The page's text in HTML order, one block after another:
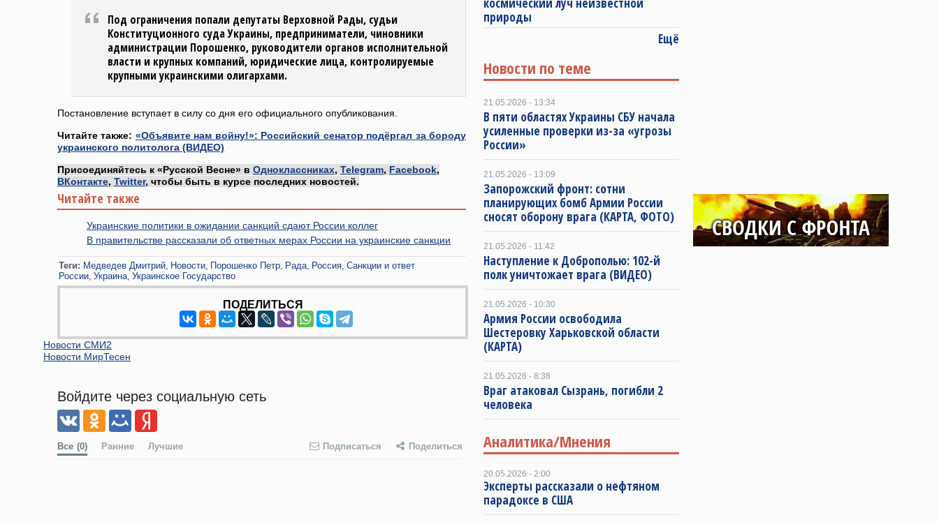
Под ограничения попали депутаты Верховной Рады, судьи
Конституционного суда Украины, предприниматели, чиновники
администрации Порошенко, руководители органов исполнительной
власти и крупных компаний, юридические лица, контролируемые
крупными украинскими олигархами.
Постановление вступает в силу со дня его официального опубликования.
Читайте также: «Объявите нам войну!»: Российский сенатор подёргал за бороду
украинского политолога (ВИДЕО)
Присоединяйтесь к «Русской Весне» в Одноклассниках, Telegram, Facebook,
ВКонтакте, Twitter, чтобы быть в курсе последних новостей.
Читайте также
Украинские политики в ожидании санкций сдают России коллег
В правительстве рассказали об ответных мерах России на украинские санкции
Теги: Медведев Дмитрий Новости Порошенко Петр Рада Россия Санкции и ответ
России Украина Украинское Государство
ПОДЕЛИТЬСЯ
Новости СМИ2
Новости МирТесен
Войдите через социальную сеть
Все (0) Ранние Лучшие Подписаться Поделиться
природы
Ещё
Новости по теме
21.05.2026 - 13:34
В пяти областях Украины СБУ начала
усиленные проверки из-за «угрозы
России»
21.05.2026 - 13:09
Запорожский фронт: сотни
планирующих бомб Армии России
сносят оборону врага (КАРТА, ФОТО)
21.05.2026 - 11:42
Наступление к Доброполью: 102-й
полк уничтожает врага (ВИДЕО)
21.05.2026 - 10:30
Армия России освободила
Шестеровку Харьковской области
(КАРТА)
21.05.2026 - 8:38
Враг атаковал Сызрань, погибли 2
человека
Аналитика/Мнения
20.05.2026 - 2:00
Эксперты рассказали о нефтяном
парадоксе в США